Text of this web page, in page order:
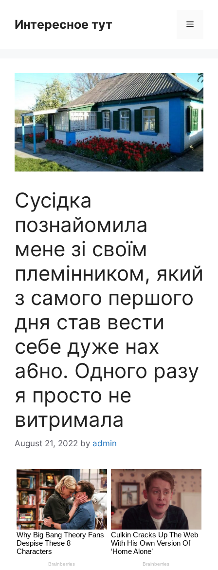
contentИнтересное тут Menu
Сусідка
познайомила
мене зі своїм
племінником, який
з самого першого
дня став вести
себе дуже нах
а6но. Одного разу
я просто не
витримала
August 21, 2022 by admin